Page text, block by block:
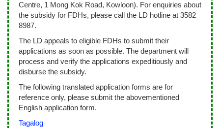
Centre, 1 Mong Kok Road, Kowloon). For enquiries about
the subsidy for FDHs, please call the LD hotline at 3582
8987.
The LD appeals to eligible FDHs to submit their
applications as soon as possible. The department will
process and verify the applications expeditiously and
disburse the subsidy.
The following translated application forms are for
reference only, please submit the abovementioned
English application form.
Tagalog